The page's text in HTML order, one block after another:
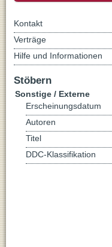
Kontakt
Verträge
Hilfe und Informationen
Stöbern
Sonstige / Externe
Erscheinungsdatum
Autoren
Titel
DDC-Klassifikation